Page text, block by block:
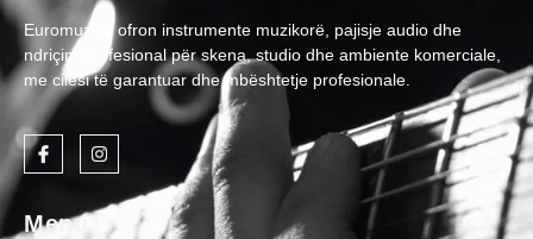
Euromuzika ofron instrumente muzikorë, pajisje audio dhe
ndriçim profesional për skena, studio dhe ambiente komerciale,
me cilësi të garantuar dhe mbështetje profesionale.
Menu